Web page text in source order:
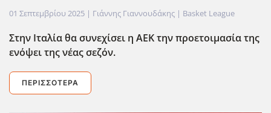
01 Σεπτεμβρίου 2025 | Γιάννης Γιαννουδάκης | Basket League
Στην Ιταλία θα συνεχίσει η ΑΕΚ την προετοιμασία της
ενόψει της νέας σεζόν.
ΠΕΡΙΣΣΌΤΕΡΑ